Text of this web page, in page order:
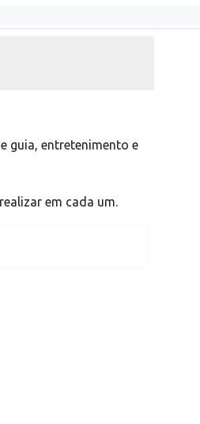
guia, entretenimento e
em cada um.